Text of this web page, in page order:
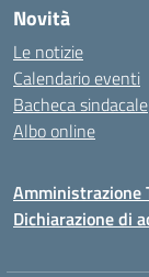
Novità
Le notizie
Calendario eventi
Bacheca sindacale
Albo online
Amministrazione
Dichiarazione di